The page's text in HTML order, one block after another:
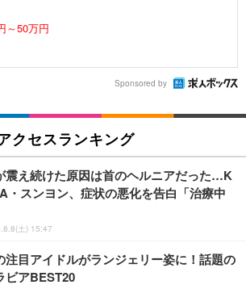
～50万円
Sponsored by
クセスランキング
震え続けた原因は首のヘルニアだった…K
・スンヨン、症状の悪化を告白「治療中
土) 15:47
注目アイドルがランジェリー姿に！話題の
ビアBEST20